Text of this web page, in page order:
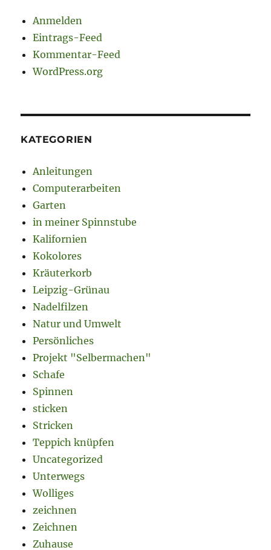
Anmelden
Eintrags-Feed
Kommentar-Feed
WordPress.org
KATEGORIEN
Anleitungen
Computerarbeiten
Garten
in meiner Spinnstube
Kalifornien
Kokolores
Kräuterkorb
Leipzig-Grünau
Nadelfilzen
Natur und Umwelt
Persönliches
Projekt "Selbermachen"
Schafe
Spinnen
sticken
Stricken
Teppich knüpfen
Uncategorized
Unterwegs
Wolliges
zeichnen
Zeichnen
Zuhause